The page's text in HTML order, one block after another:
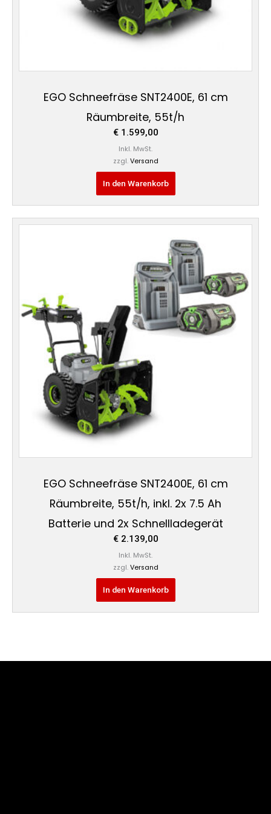
EGO Schneefräse SNT2400E, 61 cm
Räumbreite, 55t/h
€1.599,00
Inkl. MwSt.
zzgl. Versand
In den Warenkorb
EGO Schneefräse SNT2400E, 61 cm
Räumbreite, 55t/h, inkl. 2x 7.5 Ah
Batterie und 2x Schnellladegerät
€2.139,00
Inkl. MwSt.
zzgl. Versand
In den Warenkorb